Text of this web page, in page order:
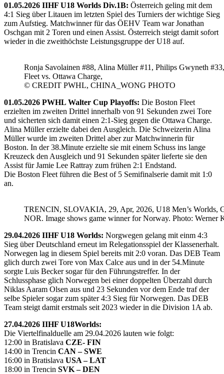
01.05.2026 IIHF U18 Worlds Div.1B: Österreich geling mit dem
4:1 Sieg über Litauen im letzten Spiel des Turniers der wichtige Sieg
zum Aufstieg. Matchwinner für das ÖEHV Team war Jonathan
Oschgan mit 2 Toren und einen Assist. Österreich steigt damit sofort
wieder in die zweithöchste Leistungsgruppe der U18 auf.
Ronja Savolainen #88, Alina Müller #11, Philips Gwyneth
Fleet vs. Ottawa Charge,
© CREDIT PWHL, CHINA_WONG PHOTO
01.05.2026 PWHL Walter Cup Playoffs: Die Boston Fleet
erzielten im zweiten Drittel innerhalb von 91 Sekunden zwei Tore
und sicherten sich damit einen 2:1-Sieg gegen die Ottawa Charge.
Alina Müller erzielte dabei den Ausgleich. Die Schweizerin Alina
Müller wurde im zweiten Drittel aber zur Matchwinnerin für
Boston. In der 38.Minute erzielte sie mit einem Schuss ins lange
Kreuzeck den Ausgleich und 91 Sekunden später lieferte sie den
Assist für Jamie Lee Rattray zum frühen 2:1 Endstand.
Die Boston Fleet führen die Best of 5 Semifinalserie damit mit 1:0
an.
TRENCIN, SLOVAKIA, 29, Apr, 2026, U18 Men’s Worlds,
NOR. Image shows game winner for Norway. Photo: Werner
29.04.2026 IIHF U18 Worlds: Norgwegen gelang mit einm 4:3
Sieg über Deutschland erneut im Relegationsspiel der Klassenerhalt.
Norwegen lag in diesem Spiel bereits mit 2:0 voran. Das DEB Team
glich durch zwei Tore von Max Calce aus und in der 54.Minute
sorgte Luis Becker sogar für den Führungstreffer. In der
Schlussphase glich Norwegen bei einer doppelten Überzahl durch
Niklas Aaram Olsen aus und 23 Sekunden vor dem Ende traf der
selbe Spieler sogar zum später 4:3 Sieg für Norwegen. Das DEB
Team steigt damit erstmals seit 2023 wieder in die Division 1A ab.
27.04.2026 IIHF U18Worlds:
Die Viertelfinalduelle am 29.04.2026 lauten wie folgt:
12:00 in Bratislava CZE- FIN
14:00 in Trencin CAN – SWE
16:00 in Bratislava USA – LAT
18:00 in Trencin SVK – DEN